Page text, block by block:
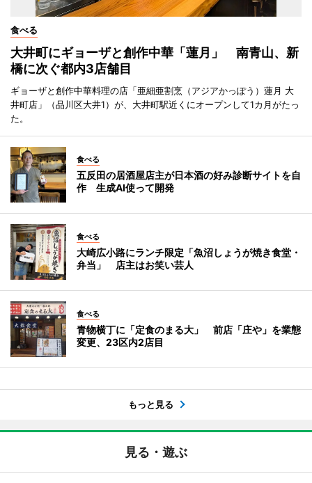
食べる
大井町にギョーザと創作中華「蓮月」 南青山、新
橋に次ぐ都内3店舗目
ギョーザと創作中華料理の店「亜細亜割烹（アジアかっぽう）蓮月 大
井町店」（品川区大井1）が、大井町駅近くにオープンして1カ月がたっ
た。
食べる
五反田の居酒屋店主が日本酒の好み診断サイトを自
作 生成AI使って開発
食べる
大崎広小路にランチ限定「魚沼しょうが焼き食堂・
弁当」 店主はお笑い芸人
食べる
青物横丁に「定食のまる大」 前店「庄や」を業態
変更、23区内2店目
もっと見る
見る・遊ぶ